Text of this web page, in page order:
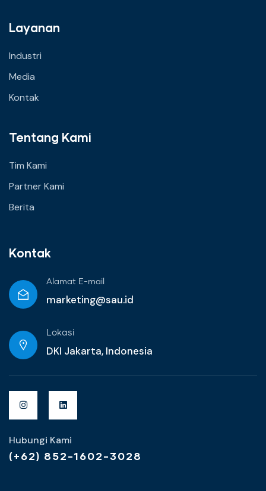
Layanan
Industri
Media
Kontak
Tentang Kami
Tim Kami
Partner Kami
Berita
Kontak
Alamat E-mail
marketing@sau.id
Lokasi
DKI Jakarta, Indonesia
Hubungi Kami
(+62) 852-1602-3028